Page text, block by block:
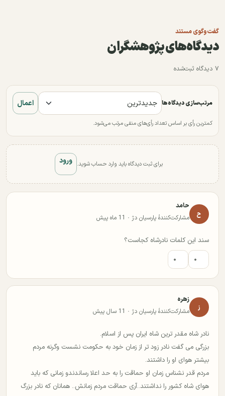
گفت‌وگوی مستند
دیدگاه‌های پژوهشگران
۷ دیدگاه ثبت‌شده
مرتب‌سازی دیدگاه‌ها اعمال
کمترین رأی بر اساس تعداد رأی‌های منفی مرتب می‌شود.
برای ثبت دیدگاه باید وارد حساب شوید. ورود
ح
حامد
مشارکت‌کنندهٔ پارسیان دژ · 11 ماه پیش
سند این کلمات نادرشاه کجاست؟
۰ ۰
ز
زهره
مشارکت‌کنندهٔ پارسیان دژ · 11 سال پیش
نادر شاه مقدر ترین شاه ایران پس از اسلام.
بزرگی می گفت نادر زود تر از زمان خود به حکومت نشست وگرنه مردم
بیشتر هوای او را داشتند.
مردم قدر نشناس زمان او حماقت را به حد اعلا رساندندو زمانی که باید
هوای شاه کشور را نداشتند..آری حماقت مردم زمانش.. همانان که نادر بزرگ